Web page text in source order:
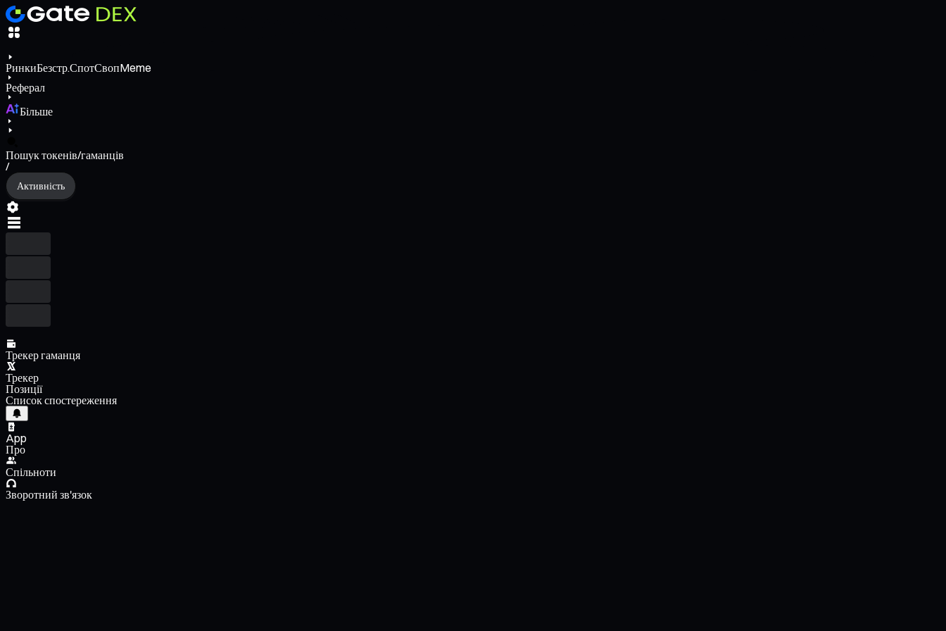
РинкиБезстр.СпотСвопMeme
Реферал
Більше
Пошук токенів/гаманців
/
Активність
Трекер гаманця
Трекер
Позиції
Список спостереження
App
Про
Спільноти
Зворотний зв'язок